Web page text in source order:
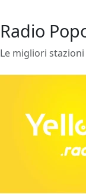
Radio
Le migliori